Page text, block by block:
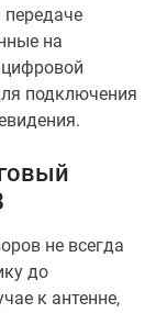
на
подключения
не всегда
до
к антенне,